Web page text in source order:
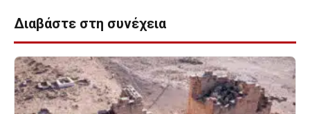
Διαβάστε στη συνέχεια